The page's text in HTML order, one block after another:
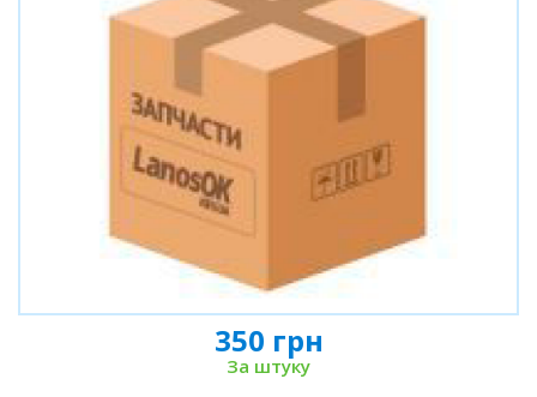
350 грн
За штуку